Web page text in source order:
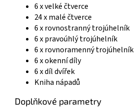
6 x velké čtverce
24 x malé čtverce
6 x rovnostranný trojúhelník
6 x pravoúhlý trojúhelník
6 x rovnoramenný trojúhelník
6 x okenní díly
6 x díl dvířek
Kniha nápadů
Doplňkové parametry